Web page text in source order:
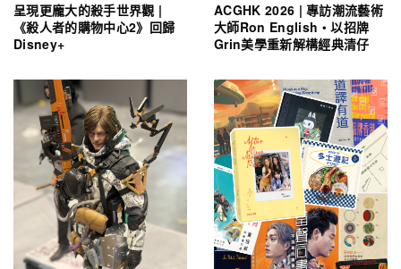
呈現更龐大的殺手世界觀 |
《殺人者的購物中心2》回歸
Disney+
ACGHK 2026 | 專訪潮流藝術
大師Ron English・以招牌
Grin美學重新解構經典清仔